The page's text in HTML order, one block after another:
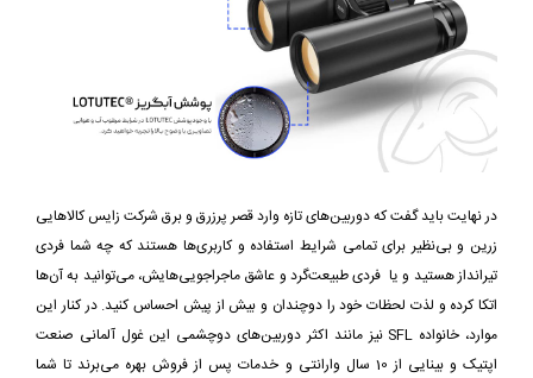
در نهایت باید گفت که دوربین‌های تازه وارد قصر پرزرق و برق شرکت زایس کالاهایی
زرین و بی‌نظیر برای تمامی شرایط استفاده و کاربری‌ها هستند که چه شما فردی
تیرانداز هستید و یا فردی طبیعت‌گرد و عاشق ماجراجویی‌هایش، می‌توانید به آن‌ها
اتکا کرده و لذت لحظات خود را دوچندان و بیش از پیش احساس کنید. در کنار این
موارد، خانواده SFL نیز مانند اکثر دوربین‌های دوچشمی این غول آلمانی صنعت
اپتیک و بینایی از 10 سال وارانتی و خدمات پس از فروش بهره می‌برند تا شما